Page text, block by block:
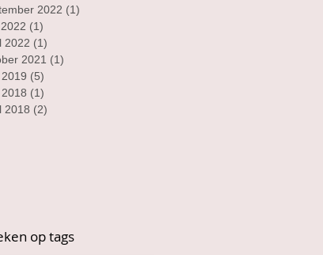
2022 (1)
(1)
2022 (1)
2021 (1)
(5)
(1)
2018 (2)
op tags